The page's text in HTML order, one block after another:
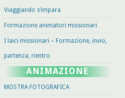
Viaggiando s’impara
Formazione animatori missionari
I laici missionari – Formazione, invio,
partenza, rientro
ANIMAZIONE
MOSTRA FOTOGRAFICA